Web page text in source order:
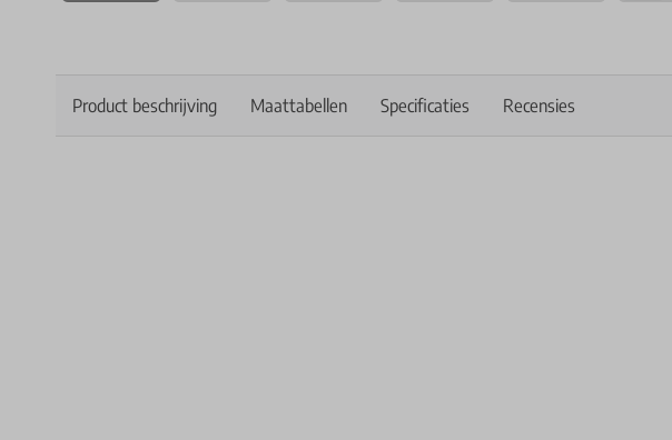
Product beschrijving Maattabellen Specificaties Recensies